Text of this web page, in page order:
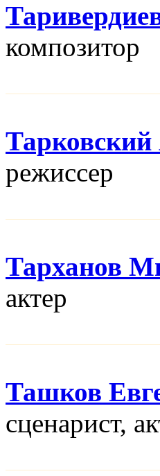
композитор
режисcер
Тарханов
актер
Ташков
сценарист,